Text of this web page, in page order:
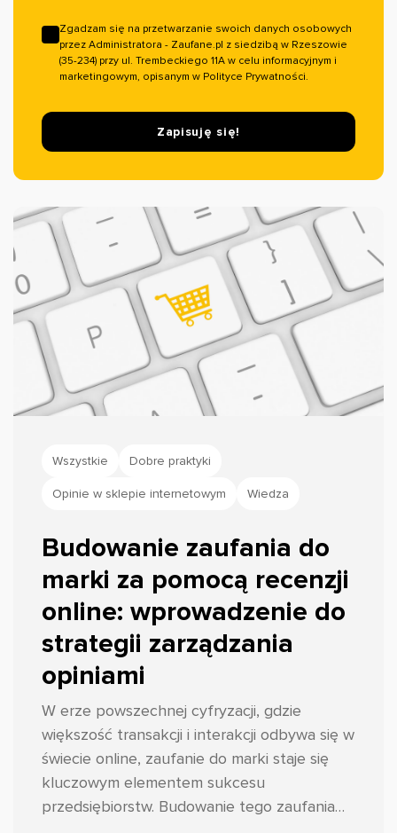
Zgadzam się na przetwarzanie swoich danych osobowych
przez Administratora - Zaufane.pl z siedzibą w Rzeszowie
(35-234) przy ul. Trembeckiego 11A w celu informacyjnym i
marketingowym, opisanym w Polityce Prywatności.
Zapisuję się!
Wszystkie Dobre praktyki
Opinie w sklepie internetowym Wiedza
Budowanie zaufania do
marki za pomocą recenzji
online: wprowadzenie do
strategii zarządzania
opiniami
W erze powszechnej cyfryzacji, gdzie
większość transakcji i interakcji odbywa się w
świecie online, zaufanie do marki staje się
kluczowym elementem sukcesu
przedsiębiorstw. Budowanie tego zaufania